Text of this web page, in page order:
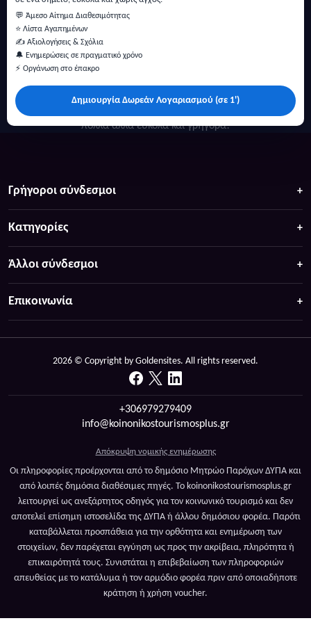
💬 Άμεσο Αίτημα Διαθεσιμότητας
⭐ Λίστα Αγαπημένων
✍️ Αξιολογήσεις & Σχόλια
🔔 Ενημερώσεις σε πραγματικό χρόνο
⚡ Οργάνωση στο έπακρο
Δημιουργία Δωρεάν Λογαριασμού (σε 1')
πολλά άλλα ευκολα και γρήγορα!
Γρήγοροι σύνδεσμοι
Κατηγορίες
Άλλοι σύνδεσμοι
Επικοινωνία
2026 © Copyright by Goldensites. All rights reserved.
+306979279409
info@koinonikostourismosplus.gr
Απόκρυψη νομικής ενημέρωσης
Οι πληροφορίες προέρχονται από το δημόσιο Μητρώο Παρόχων ΔΥΠΑ και
από λοιπές δημόσια διαθέσιμες πηγές. Το koinonikostourismosplus.gr
λειτουργεί ως ανεξάρτητος οδηγός για τον κοινωνικό τουρισμό και δεν
αποτελεί επίσημη ιστοσελίδα της ΔΥΠΑ ή άλλου δημόσιου φορέα. Παρότι
καταβάλλεται προσπάθεια για την ορθότητα και ενημέρωση των
στοιχείων, δεν παρέχεται εγγύηση ως προς την ακρίβεια, πληρότητα ή
επικαιρότητά τους. Συνιστάται η επιβεβαίωση των πληροφοριών
απευθείας με το κατάλυμα ή τον αρμόδιο φορέα πριν από οποιαδήποτε
κράτηση ή χρήση voucher.